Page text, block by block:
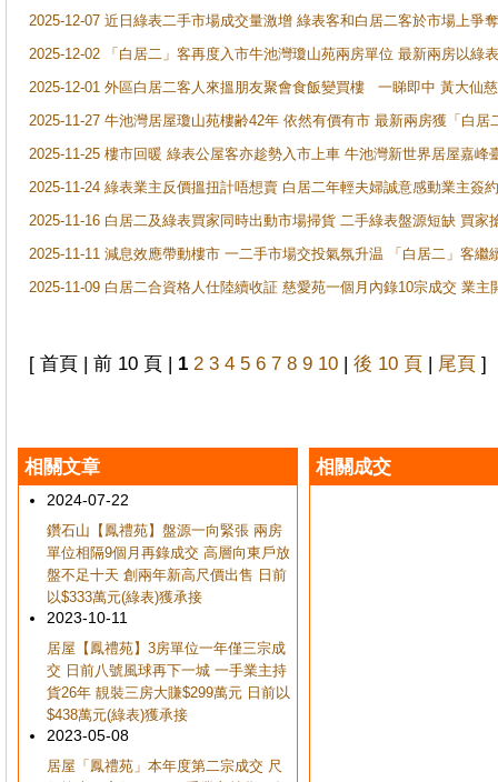
2025-12-07 近日綠表二手市場成交量激增 綠表客和白居二客於市場上
2025-12-02 「白居二」客再度入市牛池灣瓊山苑兩房單位 最新兩房以綠
2025-12-01 外區白居二客人來搵朋友聚會食飯變買樓 一睇即中 黃大仙
2025-11-27 牛池灣居屋瓊山苑樓齢42年 依然有價有市 最新兩房獲「白居
2025-11-25 樓市回暖 綠表公屋客亦趁勢入市上車 牛池灣新世界居屋嘉峰
2025-11-24 綠表業主反價搵扭計唔想賣 白居二年輕夫婦誠意感動業主簽
2025-11-16 白居二及綠表買家同時出動市場掃貨 二手綠表盤源短缺 買
2025-11-11 減息效應帶動樓市 一二手市場交投氣氛升温 「白居二」客
2025-11-09 白居二合資格人仕陸續收証 慈愛苑一個月內錄10宗成交 業
[ 首頁 | 前 10 頁 | 1 2 3 4 5 6 7 8 9 10 | 後 10 頁 | 尾頁 ]
相關文章
2024-07-22
鑽石山【鳳禮苑】盤源一向緊張 兩房
單位相隔9個月再錄成交 高層向東戶放
盤不足十天 創兩年新高尺價出售 日前
以$333萬元(綠表)獲承接
2023-10-11
居屋【鳳禮苑】3房單位一年僅三宗成
交 日前八號風球再下一城 一手業主持
貨26年 靚裝三房大賺$299萬元 日前以
$438萬元(綠表)獲承接
2023-05-08
居屋「鳳禮苑」本年度第二宗成交 尺
相關成交